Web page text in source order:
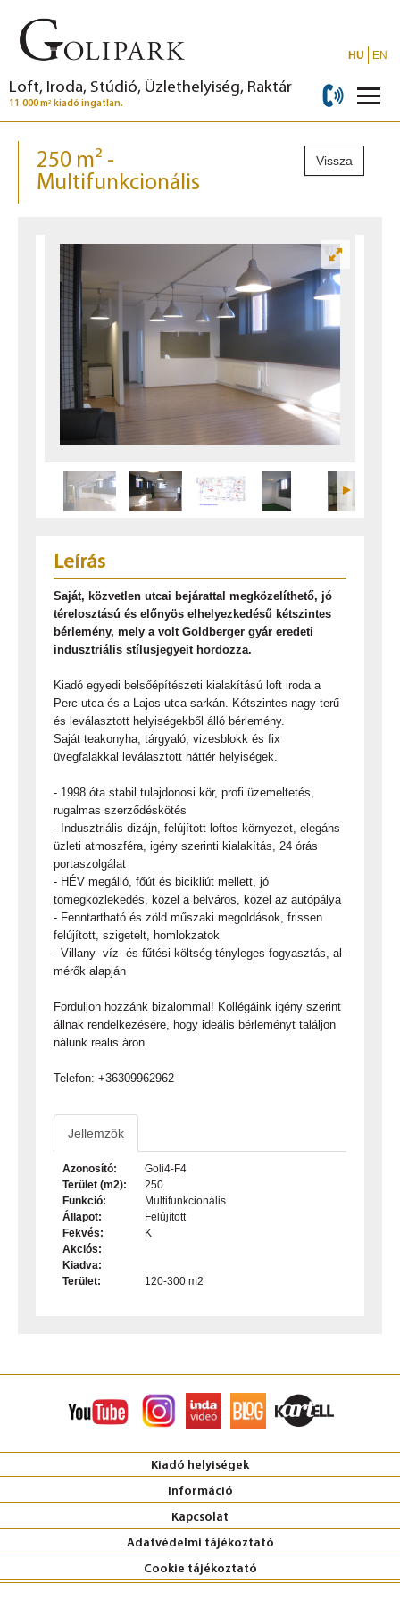
Loft, Iroda, Stúdió, Üzlethelyiség, Raktár
11.000 m2 kiadó ingatlan.
HU EN
250 m² -
Multifunkcionális
Vissza
Leírás
Saját, közvetlen utcai bejárattal megközelíthető, jó
térelosztású és előnyös elhelyezkedésű kétszintes
bérlemény, mely a volt Goldberger gyár eredeti
indusztriális stílusjegyeit hordozza.
Kiadó egyedi belsőépítészeti kialakítású loft iroda a
Perc utca és a Lajos utca sarkán. Kétszintes nagy terű
és leválasztott helyiségekből álló bérlemény.
Saját teakonyha, tárgyaló, vizesblokk és fix
üvegfalakkal leválasztott háttér helyiségek.
- 1998 óta stabil tulajdonosi kör, profi üzemeltetés,
rugalmas szerződéskötés
- Indusztriális dizájn, felújított loftos környezet, elegáns
üzleti atmoszféra, igény szerinti kialakítás, 24 órás
portaszolgálat
- HÉV megálló, főút és bicikliút mellett, jó
tömegközlekedés, közel a belváros, közel az autópálya
- Fenntartható és zöld műszaki megoldások, frissen
felújított, szigetelt, homlokzatok
- Villany- víz- és fűtési költség tényleges fogyasztás, al-
mérők alapján
Forduljon hozzánk bizalommal! Kollégáink igény szerint
állnak rendelkezésére, hogy ideális bérleményt találjon
nálunk reális áron.
Telefon: +36309962962
Jellemzők
Azonosító:
Goli4-F4
Terület (m2):
250
Funkció:
Multifunkcionális
Állapot:
Felújított
Fekvés:
K
Akciós:
Kiadva:
Terület:
120-300 m2
Kiadó helyiségek
Információ
Kapcsolat
Adatvédelmi tájékoztató
Cookie tájékoztató